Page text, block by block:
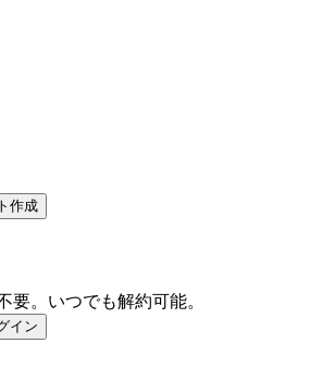
作成
要。いつでも解約可能。
イン